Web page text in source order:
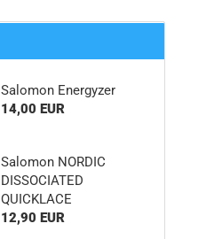
Salomon Energyzer
14,00 EUR
Salomon NORDIC
DISSOCIATED
QUICKLACE
12,90 EUR